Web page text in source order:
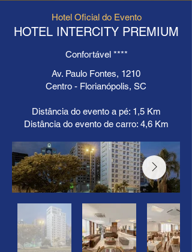
Hotel Oficial do Evento
HOTEL INTERCITY PREMIUM
Confortável ****
Av. Paulo Fontes, 1210
Centro - Florianópolis, SC
Distância do evento a pé: 1,5 Km
Distância do evento de carro: 4,6 Km